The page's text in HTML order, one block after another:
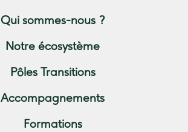
Qui sommes-nous ?
Notre écosystème
Pôles Transitions
Accompagnements
Formations